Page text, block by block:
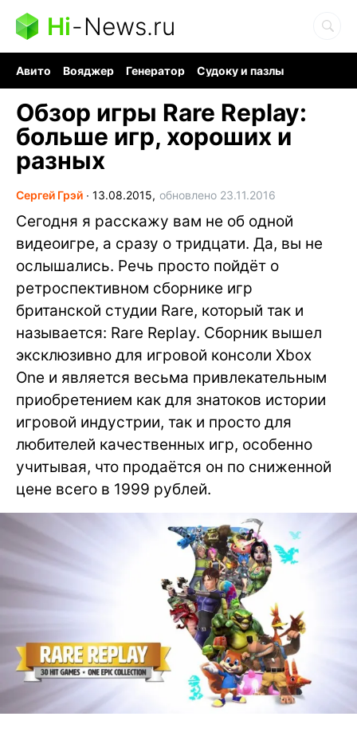
Hi-News.ru
Авито Вояджер Генератор
Судоку и пазлы
Обзор игры Rare Replay:
больше игр, хороших и
разных
Сергей Грэй ∙ 13.08.2015, обновлено 23.11.2016
Сегодня я расскажу вам не об одной
видеоигре, а сразу о тридцати. Да, вы не
ослышались. Речь просто пойдёт о
ретроспективном сборнике игр
британской студии Rare, который так и
называется: Rare Replay. Сборник вышел
эксклюзивно для игровой консоли Xbox
One и является весьма привлекательным
приобретением как для знатоков истории
игровой индустрии, так и просто для
любителей качественных игр, особенно
учитывая, что продаётся он по сниженной
цене всего в 1999 рублей.